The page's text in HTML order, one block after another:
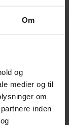
Om
og
medier og til
om
inden